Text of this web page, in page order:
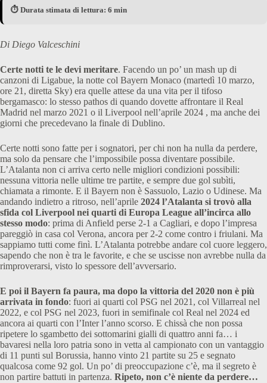
⏱️ Durata stimata di lettura: 6 min
Di Diego Valceschini
Certe notti te le devi meritare. Facendo un po’ un mash up di
canzoni di Ligabue, la notte col Bayern Monaco (martedì 10 marzo,
ore 21, diretta Sky) era quelle attese da una vita per il tifoso
bergamasco: lo stesso pathos di quando dovette affrontare il Real
Madrid nel marzo 2021 o il Liverpool nell’aprile 2024 , ma anche dei
giorni che precedevano la finale di Dublino.
Certe notti sono fatte per i sognatori, per chi non ha nulla da perdere,
ma solo da pensare che l’impossibile possa diventare possibile.
L’Atalanta non ci arriva certo nelle migliori condizioni possibili:
nessuna vittoria nelle ultime tre partite, e sempre due gol subìti,
chiamata a rimonte. E il Bayern non è Sassuolo, Lazio o Udinese. Ma
andando indietro a ritroso, nell’aprile 2024 l’Atalanta si trovò alla
sfida col Liverpool nei quarti di Europa League all’incirca allo
stesso modo: prima di Anfield perse 2-1 a Cagliari, e dopo l’impresa
pareggiò in casa col Verona, ancora per 2-2 come contro i friulani. Ma
sappiamo tutti come finì. L’Atalanta potrebbe andare col cuore leggero,
sapendo che non è tra le favorite, e che se uscisse non avrebbe nulla da
rimproverarsi, visto lo spessore dell’avversario.
E poi il Bayern fa paura, ma dopo la vittoria del 2020 non è più
arrivata in fondo: fuori ai quarti col PSG nel 2021, col Villarreal nel
2022, e col PSG nel 2023, fuori in semifinale col Real nel 2024 ed
ancora ai quarti con l’Inter l’anno scorso. E chissà che non possa
ripetere lo sgambetto dei sottomarini gialli di quattro anni fa… i
bavaresi nella loro patria sono in vetta al campionato con un vantaggio
di 11 punti sul Borussia, hanno vinto 21 partite su 25 e segnato
qualcosa come 92 gol. Un po’ di preoccupazione c’è, ma il segreto è
non partire battuti in partenza. Ripeto, non c’è niente da perdere…